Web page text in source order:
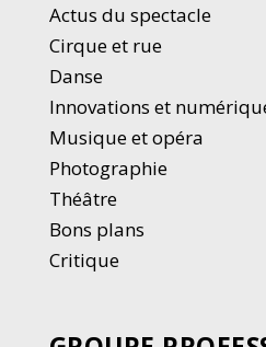
Actus du spectacle
Cirque et rue
Danse
Innovations et
Musique et opéra
Photographie
Théâtre
Bons plans
Critique